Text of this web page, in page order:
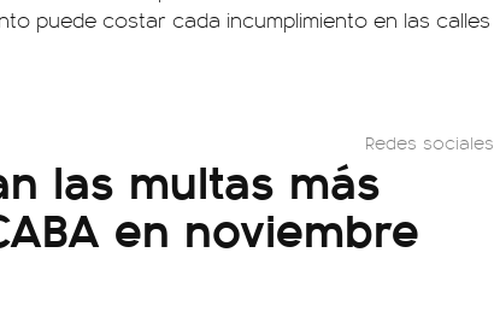
puede costar cada incumplimiento en las calles
Redes sociales
las multas más
en noviembre